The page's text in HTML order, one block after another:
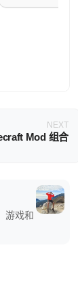
NEXT
Mod 组合
游戏和